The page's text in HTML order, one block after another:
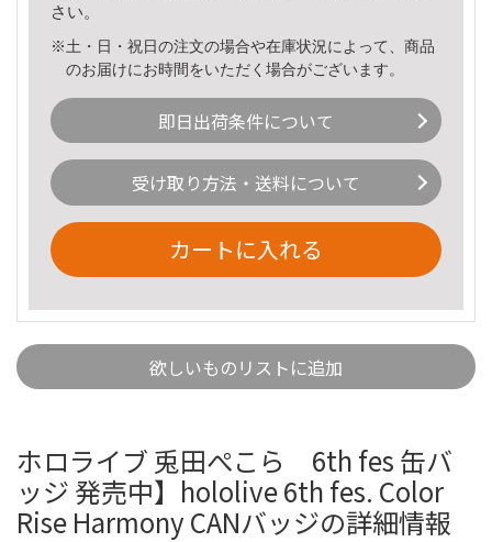
さい。
※土・日・祝日の注文の場合や在庫状況によって、商品
のお届けにお時間をいただく場合がございます。
即日出荷条件について
受け取り方法・送料について
カートに入れる
欲しいものリストに追加
ホロライブ 兎田ぺこら 6th fes 缶バ
ッジ 発売中】hololive 6th fes. Color
Rise Harmony CANバッジの詳細情報